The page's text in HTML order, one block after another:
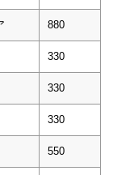
880
330
330
330
550